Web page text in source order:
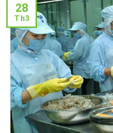
28
Th3